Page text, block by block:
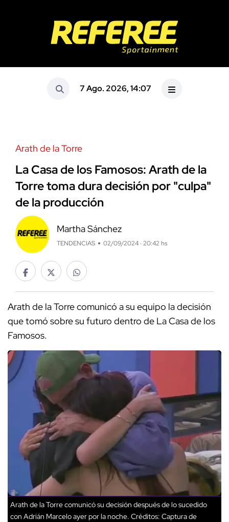
7 Ago. 2026, 14:07
Arath de la Torre
La Casa de los Famosos: Arath de la
Torre toma dura decisión por "culpa"
de la producción
Martha Sánchez
TENDENCIAS 02/09/2024 · 20:42 hs
Arath de la Torre comunicó a su equipo la decisión
que tomó sobre su futuro dentro de La Casa de los
Famosos.
Arath de la Torre comunicó su decisión después de lo sucedido
con Adrián Marcelo ayer por la noche. Créditos: Captura de